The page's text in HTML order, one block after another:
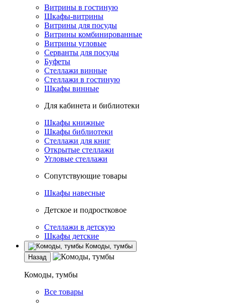
Витрины в гостиную
Шкафы-витрины
Витрины для посуды
Витрины комбинированные
Витрины угловые
Серванты для посуды
Буфеты
Стеллажи винные
Стеллажи в гостиную
Шкафы винные
Для кабинета и библиотеки
Шкафы книжные
Шкафы библиотеки
Стеллажи для книг
Открытые стеллажи
Угловые стеллажи
Сопутствующие товары
Шкафы навесные
Детское и подростковое
Стеллажи в детскую
Шкафы детские
Комоды, тумбы
Назад
Комоды, тумбы
Все товары